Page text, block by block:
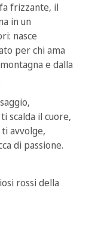
frizzante, il
in un
nasce
per chi ama
e dalla
scalda il cuore,
avvolge,
di passione.
rossi della